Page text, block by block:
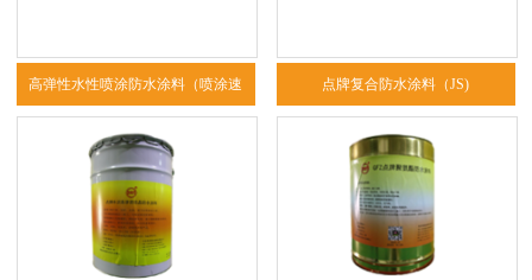
高弹性水性喷涂防水涂料（喷涂速 点牌复合防水涂料（JS)